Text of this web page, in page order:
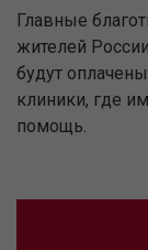
Главные
жителей
будут
клиники, где
помощь.